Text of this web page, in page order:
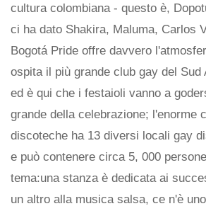
cultura colombiana - questo è,
ci ha dato Shakira, Maluma, Carlos
Bogotá Pride offre davvero
ospita il più grande club gay del Sud
ed è qui che i festaioli vanno a
grande della celebrazione; l'enorme
discoteche ha 13 diversi locali gay
e può contenere circa 5, 000
tema:una stanza è dedicata ai
un altro alla musica salsa, ce n'è